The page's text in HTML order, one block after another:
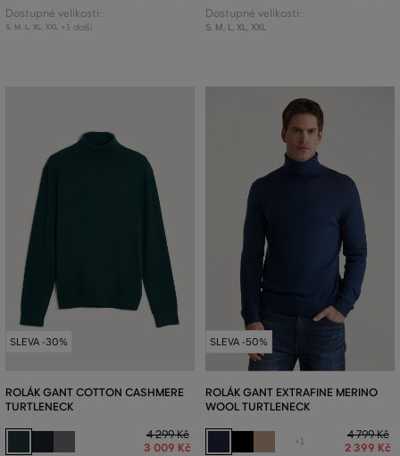
Dostupné velikosti:
S, M L, XL, XXL +1 další
Dostupné velikosti:
S, M, L, XL, XXL
SLEVA -30%
ROLÁK GANT COTTON CASHMERE
TURTLENECK
4 299 Kč
3 009 Kč
SLEVA -50%
ROLÁK GANT EXTRAFINE MERINO
WOOL TURTLENECK
+1
4 799 Kč
2 399 Kč